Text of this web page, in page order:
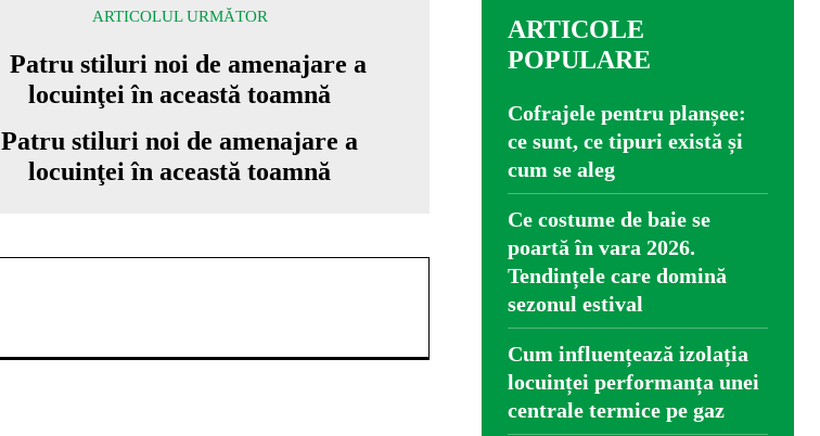
ARTICOLUL URMĂTOR
Patru stiluri noi de amenajare a
locuinţei în această toamnă
ARTICOLE
POPULARE
Cofrajele pentru planșee:
ce sunt, ce tipuri există și
cum se aleg
Ce costume de baie se
poartă în vara 2026.
Tendințele care domină
sezonul estival
Cum influențează izolația
locuinței performanța unei
centrale termice pe gaz